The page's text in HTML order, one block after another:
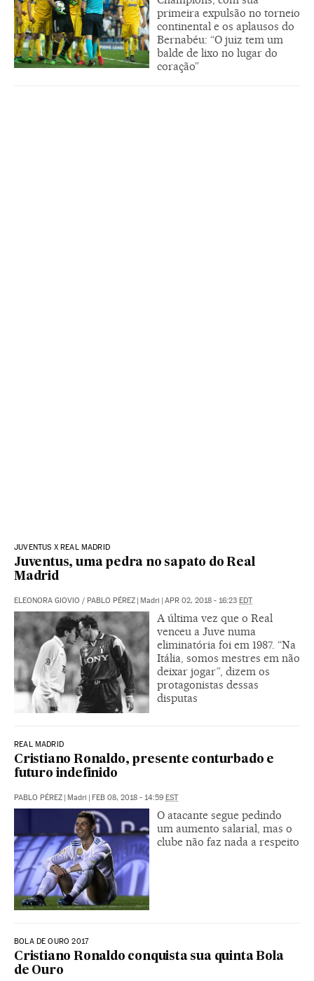
primeira expulsão no torneio
continental e os aplausos do
Bernabéu: “O juiz tem um
balde de lixo no lugar do
coração”
JUVENTUS X REAL MADRID
Juventus, uma pedra no sapato do Real
Madrid
ELEONORA GIOVIO / PABLO PÉREZ | Madri | APR 02, 2018 - 16:23 EDT
A última vez que o Real
venceu a Juve numa
eliminatória foi em 1987. “Na
Itália, somos mestres em não
deixar jogar”, dizem os
protagonistas dessas
disputas
REAL MADRID
Cristiano Ronaldo, presente conturbado e
futuro indefinido
PABLO PÉREZ | Madri | FEB 08, 2018 - 14:59 EST
O atacante segue pedindo
um aumento salarial, mas o
clube não faz nada a respeito
BOLA DE OURO 2017
Cristiano Ronaldo conquista sua quinta Bola
de Ouro